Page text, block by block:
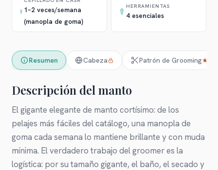
1–2 veces/semana
(manopla de goma)
HERRAMIENTAS
4 esenciales
Resumen Cabeza Patrón de Grooming★
Descripción del manto
El gigante elegante de manto cortísimo: de los
pelajes más fáciles del catálogo, una manopla de
goma cada semana lo mantiene brillante y con muda
mínima. El verdadero trabajo del groomer es la
logística: por su tamaño gigante, el baño, el secado y